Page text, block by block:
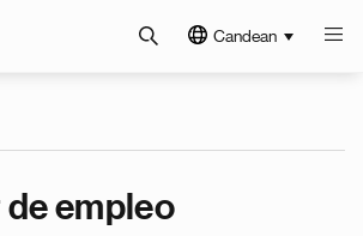
Candean
de empleo